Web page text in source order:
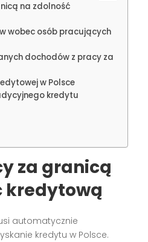
na zdolność
wobec osób pracujących
dochodów z pracy za
w Polsce
kredytu
za granicą
kredytową
automatycznie
kredytu w Polsce.